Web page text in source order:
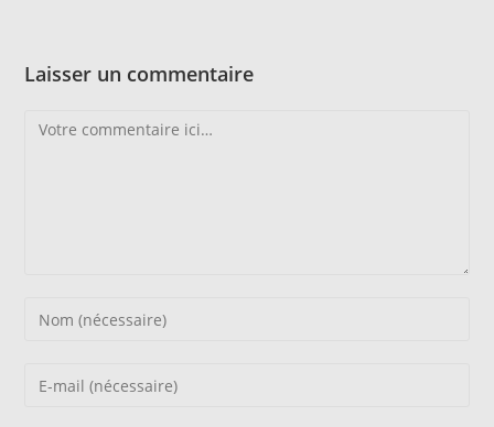
Laisser un commentaire
Comment
Enter
Enter